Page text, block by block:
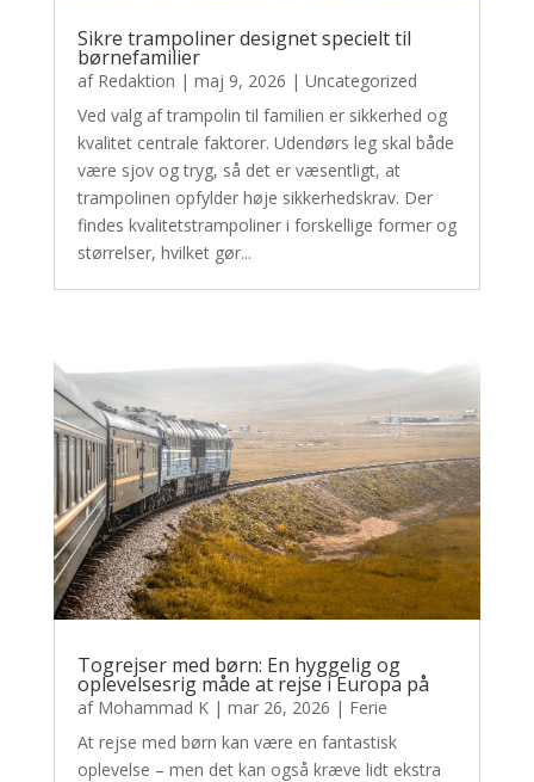
Sikre trampoliner designet specielt til
børnefamilier
af Redaktion | maj 9, 2026 | Uncategorized
Ved valg af trampolin til familien er sikkerhed og
kvalitet centrale faktorer. Udendørs leg skal både
være sjov og tryg, så det er væsentligt, at
trampolinen opfylder høje sikkerhedskrav. Der
findes kvalitetstrampoliner i forskellige former og
størrelser, hvilket gør...
Togrejser med børn: En hyggelig og
oplevelsesrig måde at rejse i Europa på
af Mohammad K| mar 26, 2026 | Ferie
At rejse med børn kan være en fantastisk
oplevelse – men det kan også kræve lidt ekstra